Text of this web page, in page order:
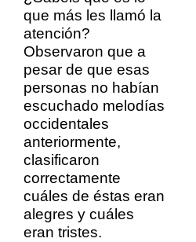
que más les llamó la
atención?
Observaron que a
pesar de que esas
personas no habían
escuchado melodías
occidentales
anteriormente,
clasificaron
correctamente
cuáles de éstas eran
alegres y cuáles
eran tristes.